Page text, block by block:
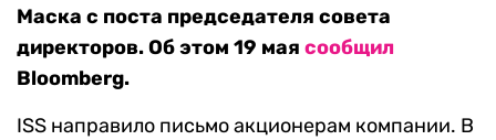
Маска с поста председателя совета
директоров. Об этом 19 мая сообщил
Bloomberg.
ISS направило письмо акционерам компании. В